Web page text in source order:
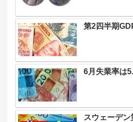
第2四半期
6月失業率は
スウェーデ